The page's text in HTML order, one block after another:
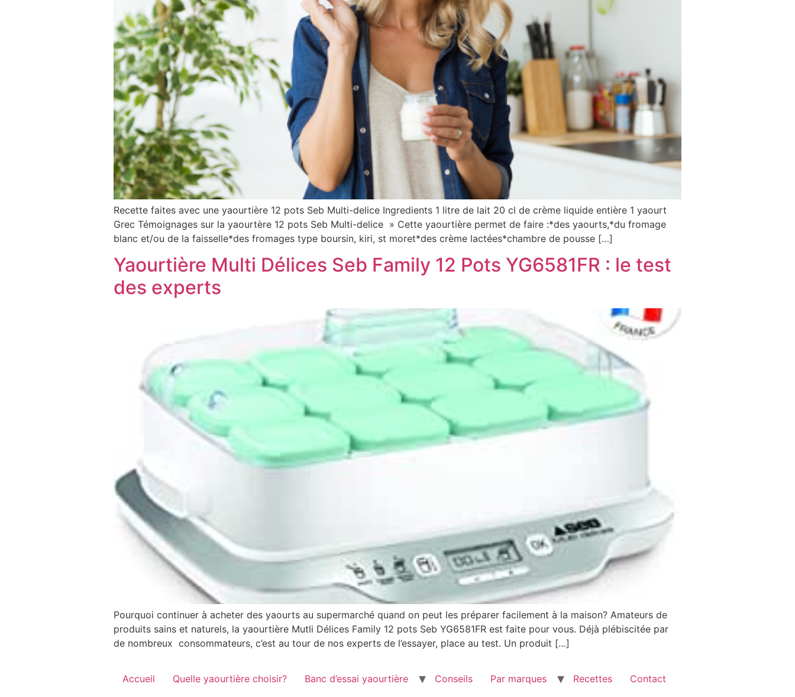
Recette faites avec une yaourtière 12 pots Seb Multi-delice Ingredients 1 litre de lait 20 cl de crème liquide entière 1 yaourt
Grec Témoignages sur la yaourtère 12 pots Seb Multi-delice » Cette yaourtière permet de faire :*des yaourts,*du fromage
blanc et/ou de la faisselle*des fromages type boursin, kiri, st moret*des crème lactées*chambre de pousse […]
Yaourtière Multi Délices Seb Family 12 Pots YG6581FR : le test
des experts
Pourquoi continuer à acheter des yaourts au supermarché quand on peut les préparer facilement à la maison? Amateurs de
produits sains et naturels, la yaourtière Mutli Délices Family 12 pots Seb YG6581FR est faite pour vous. Déjà plébiscitée par
de nombreux consommateurs, c’est au tour de nos experts de l’essayer, place au test. Un produit […]
Accueil Quelle yaourtière choisir? Banc d’essai yaourtière Conseils Par marques Recettes Contact